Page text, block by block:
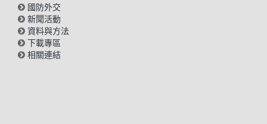
國防外交
新聞活動
資料與方法
下載專區
相關連結